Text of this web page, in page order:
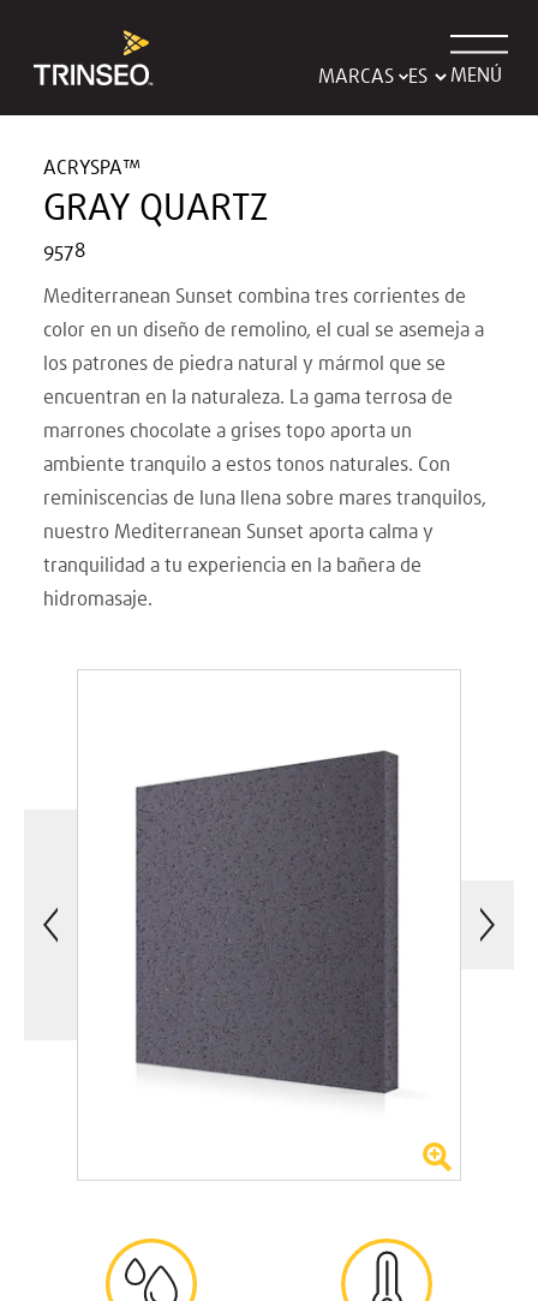
MARCAS MENÚ
ACRYSPA™
GRAY QUARTZ
9578
Mediterranean Sunset combina tres corrientes de
color en un diseño de remolino, el cual se asemeja a
los patrones de piedra natural y mármol que se
encuentran en la naturaleza. La gama terrosa de
marrones chocolate a grises topo aporta un
ambiente tranquilo a estos tonos naturales. Con
reminiscencias de luna llena sobre mares tranquilos,
nuestro Mediterranean Sunset aporta calma y
tranquilidad a tu experiencia en la bañera de
hidromasaje.